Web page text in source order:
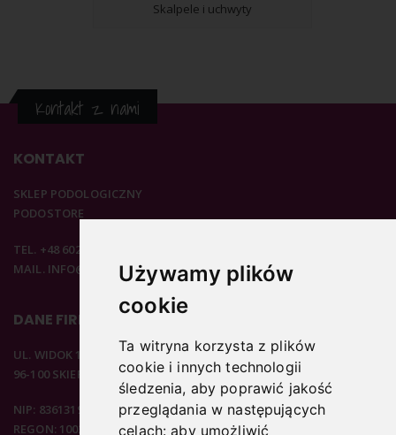
Używamy plików
cookie
Ta witryna korzysta z plików
cookie i innych technologii
śledzenia, aby poprawić jakość
przeglądania w następujących
celach:aby umożliwić
Skalpele i uchwyty
Kontakt z nami
KONTAKT
SKLEP PODOLOGICZNY
PODOSTORE
TEL. +48 602 537 894
MAIL. INFO@PODOSTORE.PL
DANE FIRMOWE
UL. WIDOK 15B
96-100 SKIERNIEWICE
NIP: 8361319313
REGON: 100297020